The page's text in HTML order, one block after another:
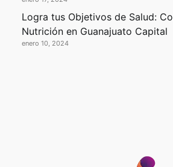
Logra tus Objetivos de Salud:
Nutrición en Guanajuato Capital
enero 10, 2024